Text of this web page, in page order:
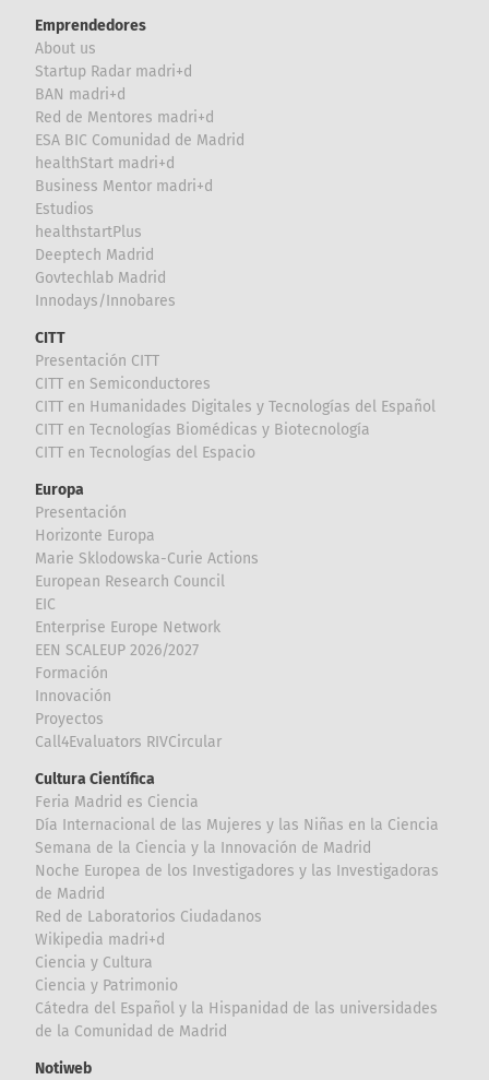
Emprendedores
About us
Startup Radar madri+d
BAN madri+d
Red de Mentores madri+d
ESA BIC Comunidad de Madrid
healthStart madri+d
Business Mentor madri+d
Estudios
healthstartPlus
Deeptech Madrid
Govtechlab Madrid
Innodays/Innobares
CITT
Presentación CITT
CITT en Semiconductores
CITT en Humanidades Digitales y Tecnologías del Español
CITT en Tecnologías Biomédicas y Biotecnología
CITT en Tecnologías del Espacio
Europa
Presentación
Horizonte Europa
Marie Sklodowska-Curie Actions
European Research Council
EIC
Enterprise Europe Network
EEN SCALEUP 2026/2027
Formación
Innovación
Proyectos
Call4Evaluators RIVCircular
Cultura Científica
Feria Madrid es Ciencia
Día Internacional de las Mujeres y las Niñas en la Ciencia
Semana de la Ciencia y la Innovación de Madrid
Noche Europea de los Investigadores y las Investigadoras
de Madrid
Red de Laboratorios Ciudadanos
Wikipedia madri+d
Ciencia y Cultura
Ciencia y Patrimonio
Cátedra del Español y la Hispanidad de las universidades
de la Comunidad de Madrid
Notiweb